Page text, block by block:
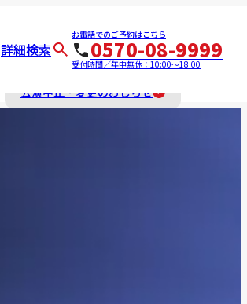
詳細検索
お電話でのご予約はこちら
0570-08-9999
受付時間／年中無休：10:00～18:00
公演中止・変更のおしらせ